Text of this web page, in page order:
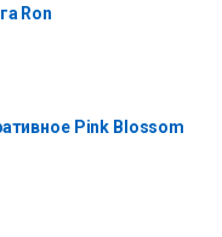
Ron
Pink Blossom